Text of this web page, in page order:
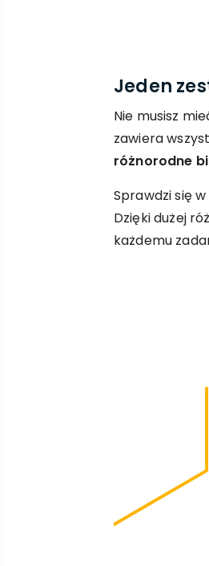
Jeden
Nie musisz
zawiera
różnorodne
Sprawdzi się
Dzięki dużej
każdemu